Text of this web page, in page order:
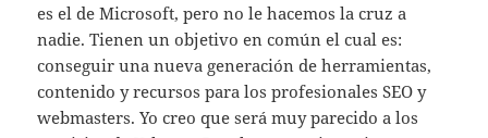
es el de Microsoft, pero no le hacemos la cruz a
nadie. Tienen un objetivo en común el cual es:
conseguir una nueva generación de herramientas,
contenido y recursos para los profesionales SEO y
webmasters. Yo creo que será muy parecido a los